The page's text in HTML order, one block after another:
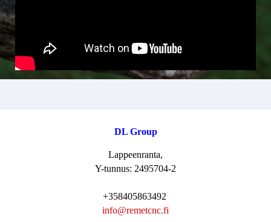
DL Group
Lappeenranta,
Y-tunnus: 2495704-2
+358405863492
info@remetcnc.fi